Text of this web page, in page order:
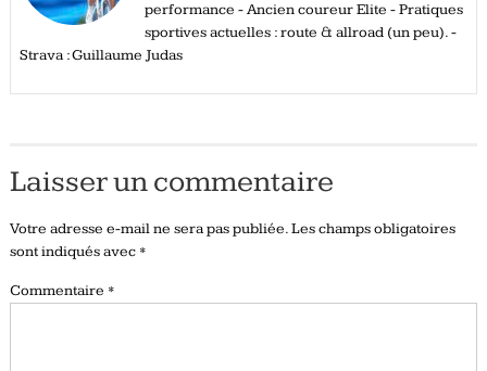
performance - Ancien coureur Elite - Pratiques
sportives actuelles : route & allroad (un peu). -
Strava : Guillaume Judas
Laisser un commentaire
Votre adresse e-mail ne sera pas publiée.Les champs obligatoires
sont indiqués avec *
Commentaire *